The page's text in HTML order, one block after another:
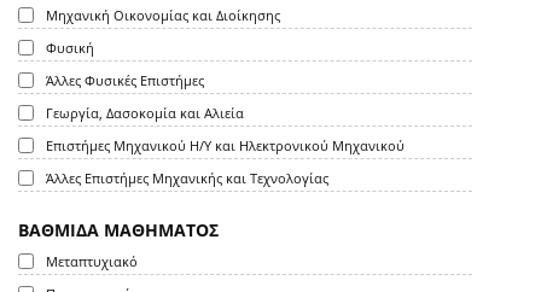
Μηχανική Οικονομίας και Διοίκησης
Φυσική
Άλλες Φυσικές Επιστήμες
Γεωργία, Δασοκομία και Αλιεία
Επιστήμες Μηχανικού Η/Υ και Ηλεκτρονικού Μηχανικού
Άλλες Επιστήμες Μηχανικής και Τεχνολογίας
ΒΑΘΜΙΔΑ ΜΑΘΗΜΑΤΟΣ
Μεταπτυχιακό